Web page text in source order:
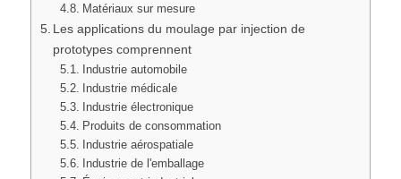
Matériaux sur mesure
Les applications du moulage par injection de
prototypes comprennent
Industrie automobile
Industrie médicale
Industrie électronique
Produits de consommation
Industrie aérospatiale
Industrie de l'emballage